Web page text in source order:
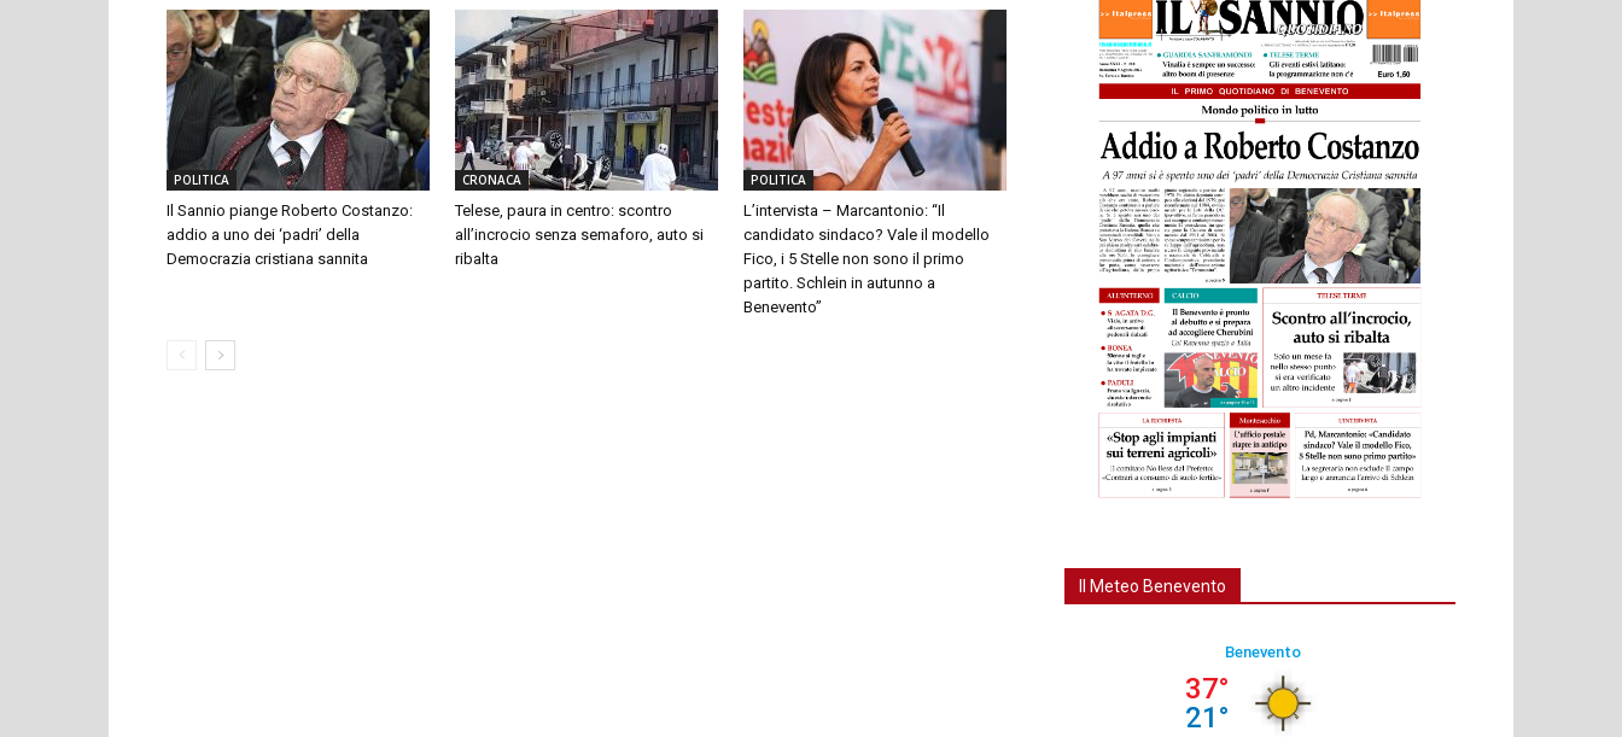
POLITICA
Il Sannio piange Roberto Costanzo:
addio a uno dei ‘padri’ della
Democrazia cristiana sannita
CRONACA
Telese, paura in centro: scontro
all’incrocio senza semaforo, auto si
ribalta
POLITICA
L’intervista – Marcantonio: “Il
candidato sindaco? Vale il modello
Fico, i 5 Stelle non sono il primo
partito. Schlein in autunno a
Benevento”
Il Meteo Benevento